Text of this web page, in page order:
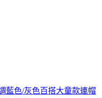
藍色/灰色百搭大童款連帽